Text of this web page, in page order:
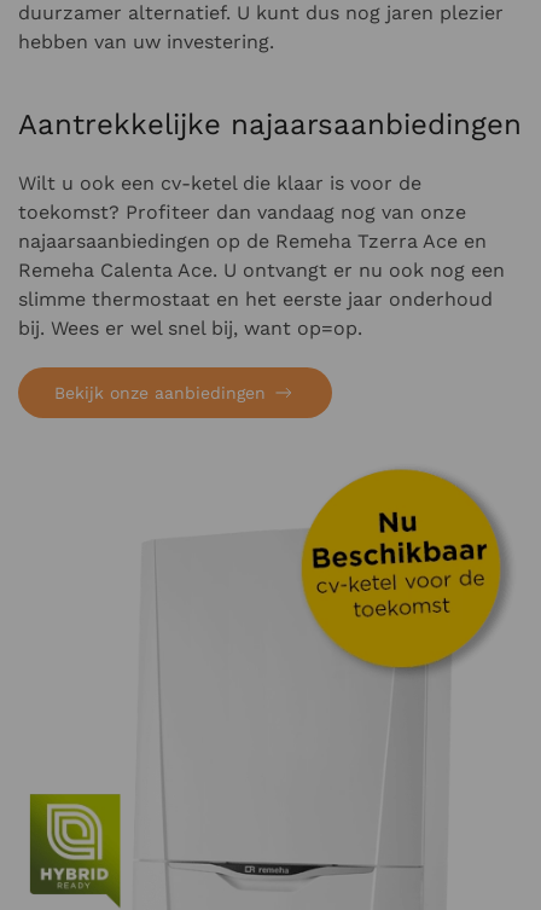
duurzamer alternatief. U kunt dus nog jaren plezier
hebben van uw investering.
Aantrekkelijke najaarsaanbiedingen
Wilt u ook een cv-ketel die klaar is voor de
toekomst? Profiteer dan vandaag nog van onze
najaarsaanbiedingen op de Remeha Tzerra Ace en
Remeha Calenta Ace. U ontvangt er nu ook nog een
slimme thermostaat en het eerste jaar onderhoud
bij. Wees er wel snel bij, want op=op.
Bekijk onze aanbiedingen